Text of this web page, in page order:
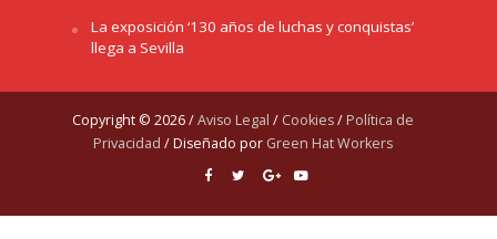
La exposición ‘130 años de luchas y conquistas’
llega a Sevilla
Copyright © 2026 /Aviso Legal / Cookies/ Política de
Privacidad / Diseñado por Green Hat Workers